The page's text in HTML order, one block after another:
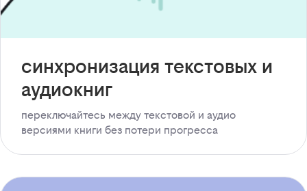
синхронизация текстовых и
аудиокниг
переключайтесь между текстовой и аудио
версиями книги без потери прогресса